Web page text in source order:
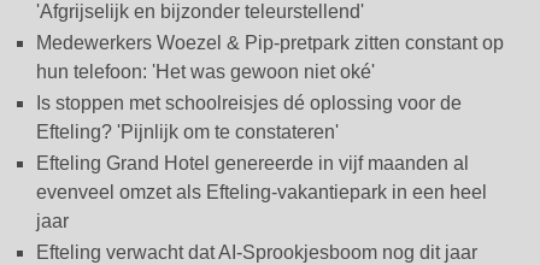
'Afgrijselijk en bijzonder teleurstellend'
Medewerkers Woezel & Pip-pretpark zitten constant op
hun telefoon: 'Het was gewoon niet oké'
Is stoppen met schoolreisjes dé oplossing voor de
Efteling? 'Pijnlijk om te constateren'
Efteling Grand Hotel genereerde in vijf maanden al
evenveel omzet als Efteling-vakantiepark in een heel
jaar
Efteling verwacht dat AI-Sprookjesboom nog dit jaar